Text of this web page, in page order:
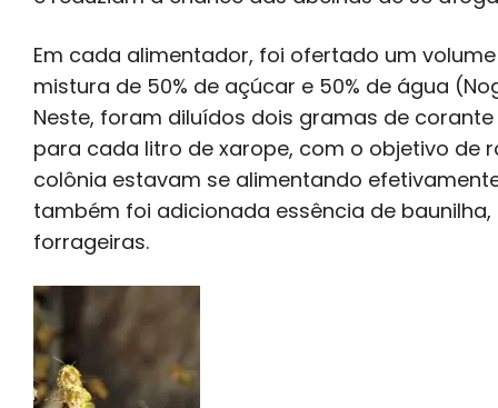
Em cada alimentador, foi ofertado um
mistura de 50% de açúcar e 50% de água
Neste, foram diluídos dois gramas de
para cada litro de xarope, com o objetivo
colônia estavam se alimentando
também foi adicionada essência de
forrageiras.